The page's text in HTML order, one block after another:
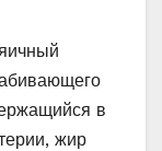
в
жир